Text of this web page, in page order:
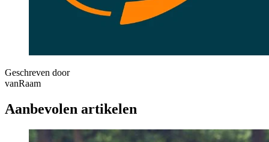
Geschreven door
vanRaam
Aanbevolen artikelen